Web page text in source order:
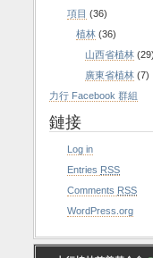
項目 (36)
植林 (36)
山西省植林 (29)
廣東省植林 (7)
力行 Facebook 群組
鏈接
Log in
Entries RSS
Comments RSS
WordPress.org